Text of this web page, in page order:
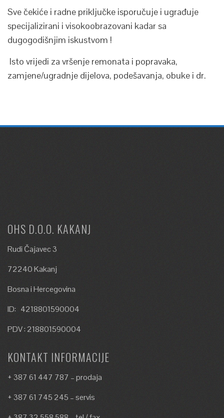
Sve čekiće i radne priključke isporučuje i ugrađuje
specijalizirani i visokoobrazovani kadar sa
dugogodišnjim iskustvom !
Isto vrijedi za vršenje remonata i popravaka,
zamjene/ugradnje dijelova, podešavanja, obuke i dr.
OHS D.O.O. KAKANJ
Rudi Čajavec 3
72240 Kakanj
Bosna i Hercegovina
ID: 4218801590004
PDV : 218801590004
KONTAKT INFORMACIJE
+ 387 61 447 787 – prodaja
+ 387 61 745 245 – servis